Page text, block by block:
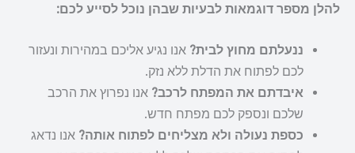
להלן מספר דוגמאות לבעיות שבהן נוכל לסייע לכם:
ננעלתם מחוץ לבית? אנו נגיע אליכם במהירות ונעזור
לכם לפתוח את הדלת ללא נזק.
איבדתם את המפתח לרכב? אנו נפרוץ את הרכב
שלכם ונספק לכם מפתח חדש.
כספת נעולה ולא מצליחים לפתוח אותה? אנו נדאג